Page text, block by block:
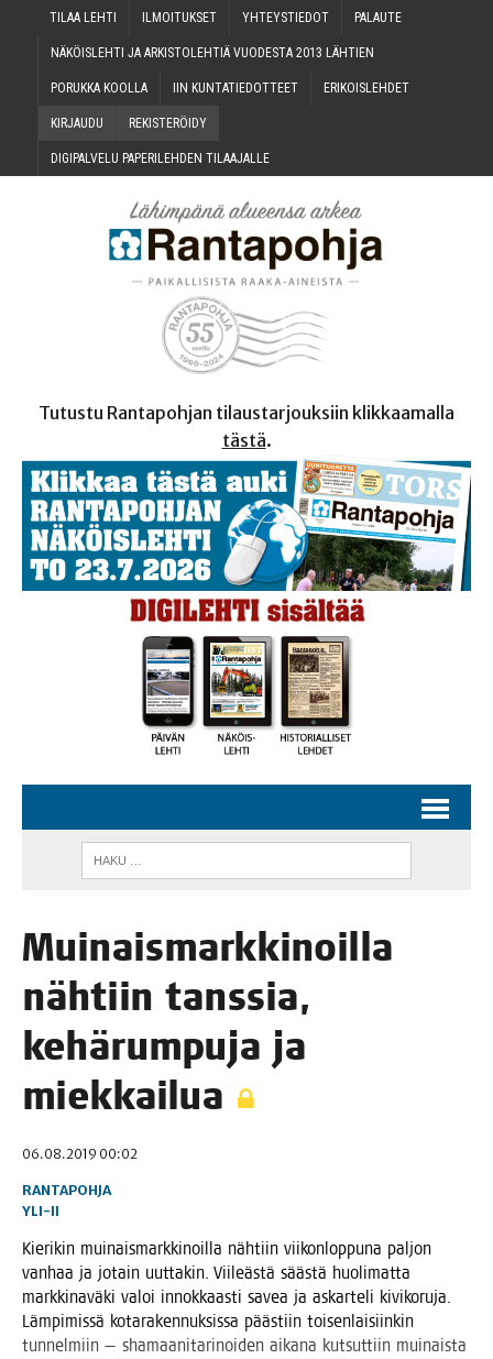
TILAA LEH­TI ILMOI­TUK­SET YHTEYS­TIE­DOT PALAU­TE
NÄKÖIS­LEH­TI JA ARKIS­TO­LEH­TIÄ VUO­DES­TA 2013 LÄHTIEN
PORUK­KA KOOLLA IIN KUN­TA­TIE­DOT­TEET ERI­KOIS­LEH­DET
KIR­JAU­DU REKIS­TE­RÖI­DY
DIGI­PAL­VE­LU PAPE­RI­LEH­DEN TILAAJALLE
Tutustu Rantapohjan tilaustarjouksiin klikkaamalla
tästä.
Mui­nais­mark­ki­noil­la
näh­tiin tans­sia,
kehä­rum­pu­ja ja
miekkailua
06.08.2019 00:02
RANTAPOHJA
YLI-II
Kie­ri­kin mui­nais­mark­ki­noil­la näh­tiin vii­kon­lop­pu­na pal­jon
van­haa ja jotain uut­ta­kin. Vii­leäs­tä sääs­tä huo­li­mat­ta
mark­ki­na­vä­ki valoi innok­kaas­ti savea ja askar­te­li kivi­ko­ru­ja.
Läm­pi­mis­sä kota­ra­ken­nuk­sis­sa pääs­tiin toi­sen­lai­siin­kin
tun­nel­miin — sha­maa­ni­ta­ri­noi­den aika­na kut­sut­tiin mui­nais­ta